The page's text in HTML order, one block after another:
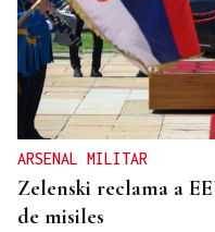
ARSENAL MILITAR
Zelenski reclama a
de misiles